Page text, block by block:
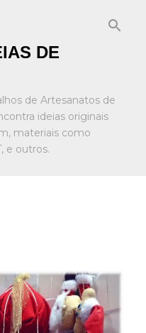
DE
de Artesanatos de
ideias originais
materiais como
e outros.